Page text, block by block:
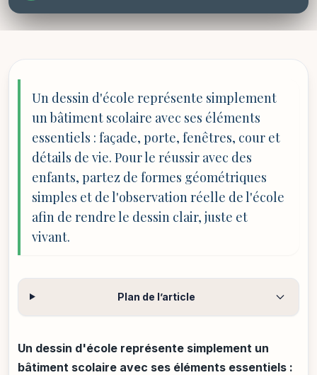
Un dessin d'école représente simplement
un bâtiment scolaire avec ses éléments
essentiels : façade, porte, fenêtres, cour et
détails de vie. Pour le réussir avec des
enfants, partez de formes géométriques
simples et de l'observation réelle de l'école
afin de rendre le dessin clair, juste et
vivant.
Plan de l’article
Un dessin d'école représente simplement un
bâtiment scolaire avec ses éléments essentiels :